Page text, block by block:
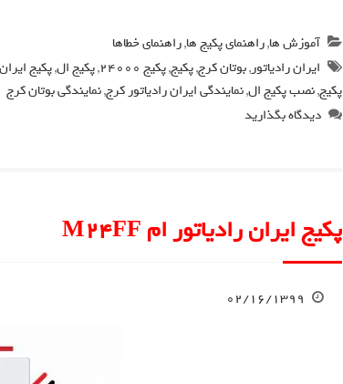
آموزش ها,راهنمای پکیج ها,راهنمای خطاها
ایران رادیاتور,بوتان کرج,پکیج,پکیج 24000 ,پکیج ال,پکیج
پکیج,نصب پکیج ال,نمایندگی ایران رادیاتور کرج,نمایندگی بوتان کرج
دیدگاه بگذارید
پکیج ایران رادیاتور ام M24FF
۰۲/۱۶/۱۳۹۹